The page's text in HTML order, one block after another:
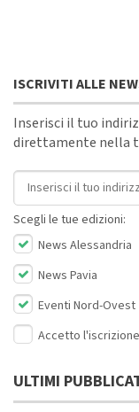
ISCRIVITI ALLE
Inserisci il tuo
direttamente nella
Indirizzo email
Scegli le tue edizioni:
News Alessandria
News Pavia
Eventi Nord-Ovest
Accetto
ULTIMI